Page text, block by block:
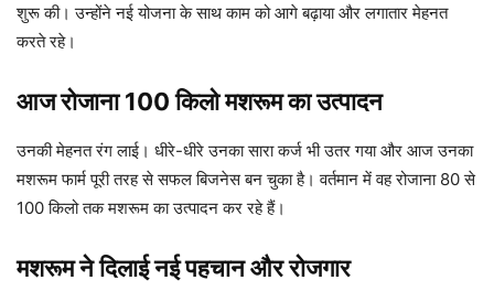
शुरू की। उन्होंने नई योजना के साथ काम को आगे बढ़ाया और लगातार मेहनत
करते रहे।
आज रोजाना 100 किलो मशरूम का उत्पादन
उनकी मेहनत रंग लाई। धीरे-धीरे उनका सारा कर्ज भी उतर गया और आज उनका
मशरूम फार्म पूरी तरह से सफल बिजनेस बन चुका है। वर्तमान में वह रोजाना 80 से
100 किलो तक मशरूम का उत्पादन कर रहे हैं।
मशरूम ने दिलाई नई पहचान और रोजगार